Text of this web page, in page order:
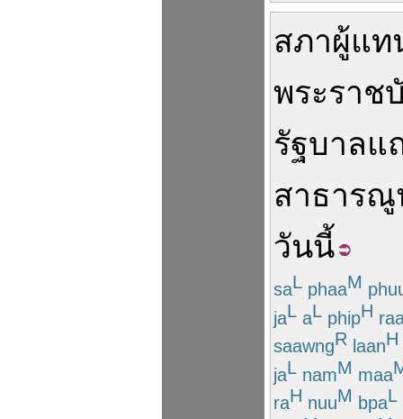
สภาผู้แท
พระรา
รัฐบาลแ
สาธาร
วันนี้
saL phaaM
jaL aL phipH
saawngR laanH
jaL namM maa
raH nuuM bpaL